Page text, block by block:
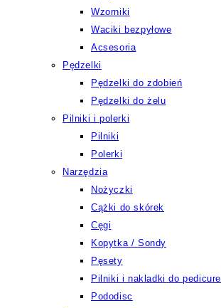
Wzorniki
Waciki bezpyłowe
Acsesoria
Pędzelki
Pędzelki do zdobień
Pędzelki do żelu
Pilniki i polerki
Pilniki
Polerki
Narzędzia
Nożyczki
Cążki do skórek
Cęgi
Kopytka / Sondy
Pęsety
Pilniki i nakladki do pedicure
Pododisc